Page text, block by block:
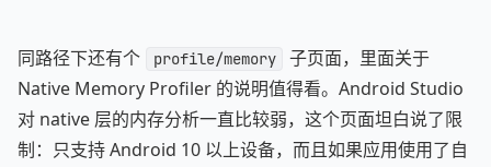
同路径下还有个 profile/memory
子页面，里面关于
Native Memory Profiler 的说明值得看。Android Studio
对 native 层的内存分析一直比较弱，这个页面坦白说了限
制：只支持 Android 10 以上设备，而且如果应用使用了自